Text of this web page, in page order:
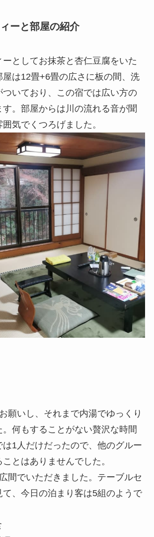
ーと部屋の紹介
ーとしてお抹茶と杏仁豆腐をいた
屋は12畳+6畳の広さに板の間、洗
いており、この宿では広い方の
。部屋からは川の流れる音が聞
気でくつろげました。
願いし、それまで内湯でゆっくり
。何もすることがない贅沢な時間
は1人だけだったので、他のグルー
とはありませんでした。
間でいただきました。テーブルセ
て、今日の泊まり客は5組のようで